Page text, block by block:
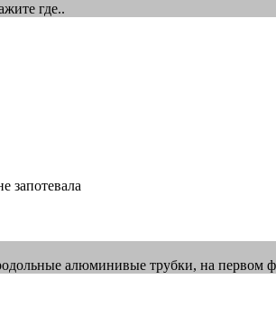
где..
запотевала
алюминивые трубки, на первом